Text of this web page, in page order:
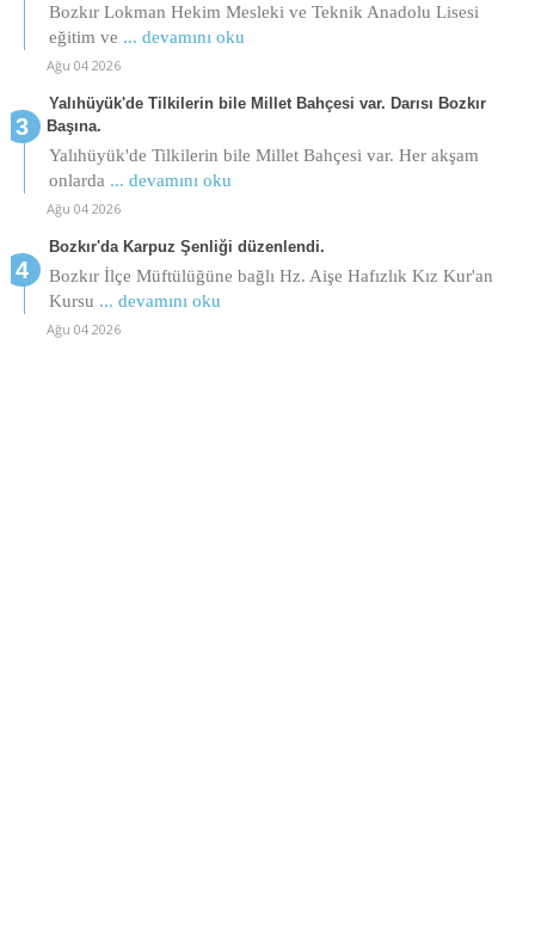
Bozkır Lokman Hekim Mesleki ve Teknik Anadolu Lisesi
eğitim ve ... devamını oku
Ağu 04 2026
Yalıhüyük'de Tilkilerin bile Millet Bahçesi var. Darısı Bozkır
Başına.
Yalıhüyük'de Tilkilerin bile Millet Bahçesi var. Her akşam
onlarda ... devamını oku
Ağu 04 2026
Bozkır'da Karpuz Şenliği düzenlendi.
Bozkır İlçe Müftülüğüne bağlı Hz. Aişe Hafızlık Kız Kur'an
Kursu ... devamını oku
Ağu 04 2026